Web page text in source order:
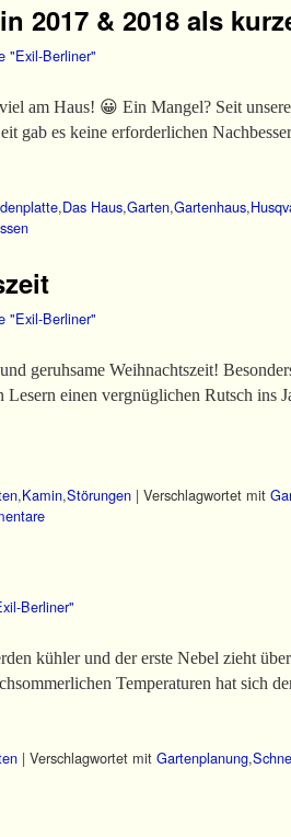
2017 & 2018 als
"Exil-Berliner"
am Haus! 😀 Ein Mangel? Seit
gab es keine erforderlichen
,Das Haus,Garten,Gartenhaus,
"Exil-Berliner"
geruhsame Weihnachtszeit!
Lesern einen vergnüglichen Rutsch ins
,Kamin,Störungen | Verschlagwortet mit
Berliner"
kühler und der erste Nebel zieht
Temperaturen hat sich
| Verschlagwortet mit Gartenplanung,